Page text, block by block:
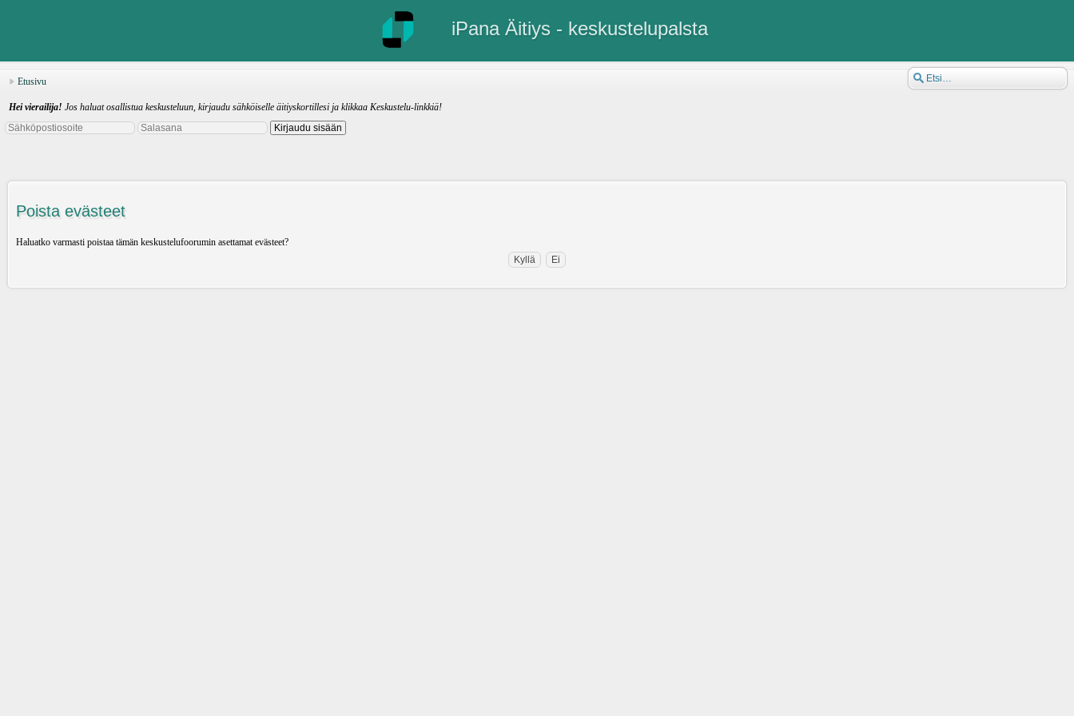
iPana Äitiys - keskustelupalsta
Etusivu
Hei vierailija! Jos haluat osallistua keskusteluun, kirjaudu sähköiselle äitiyskortillesi ja klikkaa Keskustelu-linkkiä!
Poista evästeet
Haluatko varmasti poistaa tämän keskustelufoorumin asettamat evästeet?